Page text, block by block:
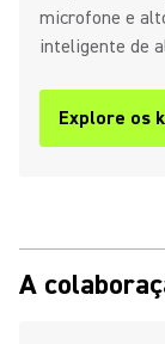
microfone e
inteligente de
Explore os
A